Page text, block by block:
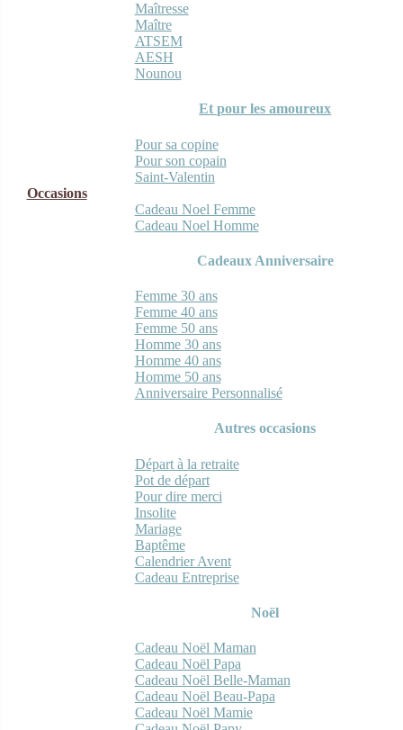
Maîtresse
Maître
ATSEM
AESH
Nounou
Et pour les amoureux
Pour sa copine
Pour son copain
Saint-Valentin
Occasions
Cadeau Noel Femme
Cadeau Noel Homme
Cadeaux Anniversaire
Femme 30 ans
Femme 40 ans
Femme 50 ans
Homme 30 ans
Homme 40 ans
Homme 50 ans
Anniversaire Personnalisé
Autres occasions
Départ à la retraite
Pot de départ
Pour dire merci
Insolite
Mariage
Baptême
Calendrier Avent
Cadeau Entreprise
Noël
Cadeau Noël Maman
Cadeau Noël Papa
Cadeau Noël Belle-Maman
Cadeau Noël Beau-Papa
Cadeau Noël Mamie